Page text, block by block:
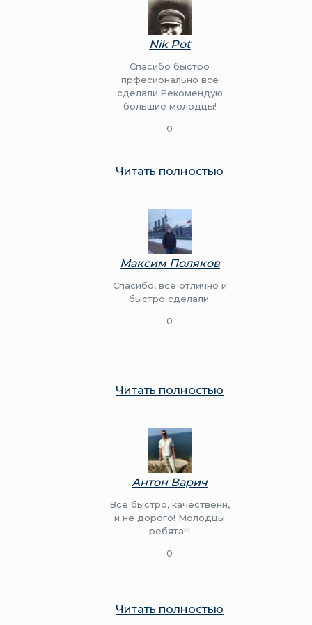
Nik Pot
Спасибо быстро
прфесионально все
сделали.Рекомендую
большие молодцы!
0
Читать полностью
Максим Поляков
Спасибо, все отлично и
быстро сделали.
0
Читать полностью
Антон Варич
Все быстро, качественн,
и не дорого! Молодцы
ребята!!!
0
Читать полностью